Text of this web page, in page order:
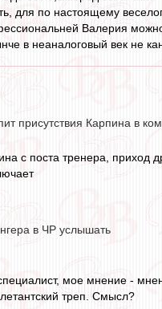
для по настоящему
Валерия
в неаналоговый век не
присутствия Карпина в
с поста тренера, приход
в ЧР услышать
мое мнение -
треп. Смысл?